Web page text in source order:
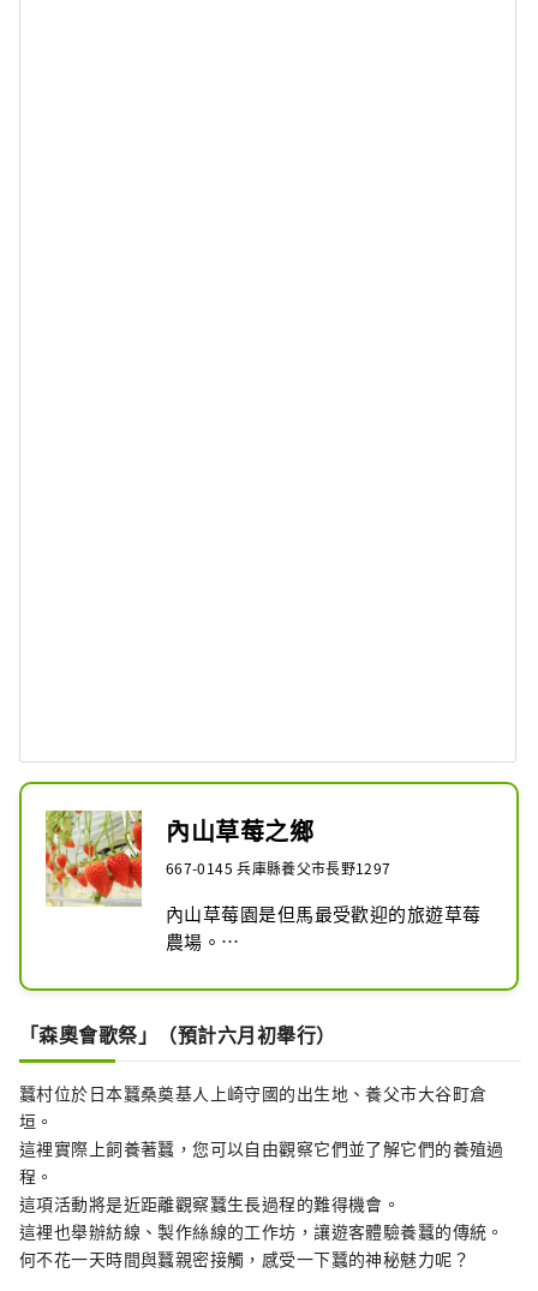
內山草莓之鄉
667-0145 兵庫縣養父市長野1297
內山草莓園是但馬最受歡迎的旅遊草莓
農場。
的環境中舒適地享受採摘草莓的樂趣！
所栽培的草莓為「章姬」品種，味道甜
美多汁，被稱為「草莓之王」。
用者通行。
與心愛的狗狗一起享受這種體驗！
[體驗菜單] 草莓採摘體驗（附煉乳、40
分鐘暢吃） ※需預約
「森奧會歌祭」（預計六月初舉行）
蠶村位於日本蠶桑奠基人上崎守國的出生地、養父市大谷町倉
垣。
這裡實際上飼養著蠶，您可以自由觀察它們並了解它們的養殖過
程。
這項活動將是近距離觀察蠶生長過程的難得機會。
這裡也舉辦紡線、製作絲線的工作坊，讓遊客體驗養蠶的傳統。
何不花一天時間與蠶親密接觸，感受一下蠶的神秘魅力呢？